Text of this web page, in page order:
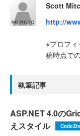
Scott
http://
※プロフ
稿時点で
執筆記事
ASP.NET 4.0の
えスタイル